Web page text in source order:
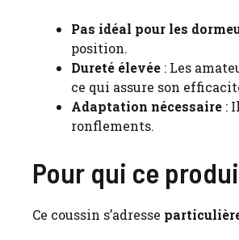
Pas idéal pour les
position.
Dureté élevée : Les
ce qui assure son
Adaptation nécessaire :
ronflements.
Pour qui ce
Ce coussin s’adresse